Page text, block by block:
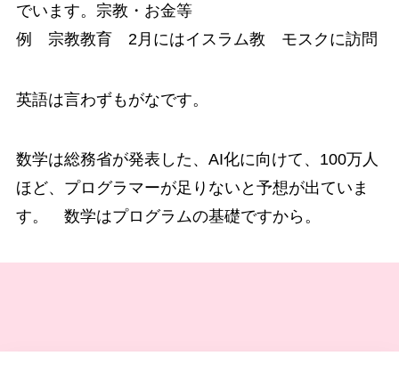
でいます。宗教・お金等
例 宗教教育 2月にはイスラム教 モスクに訪問
英語は言わずもがなです。
数学は総務省が発表した、AI化に向けて、100万人
ほど、プログラマーが足りないと予想が出ていま
す。 数学はプログラムの基礎ですから。